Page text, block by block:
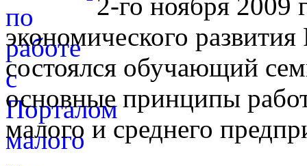
2-го ноября 2009
экономического
состоялся обучающий
основные принципы
малого и среднего